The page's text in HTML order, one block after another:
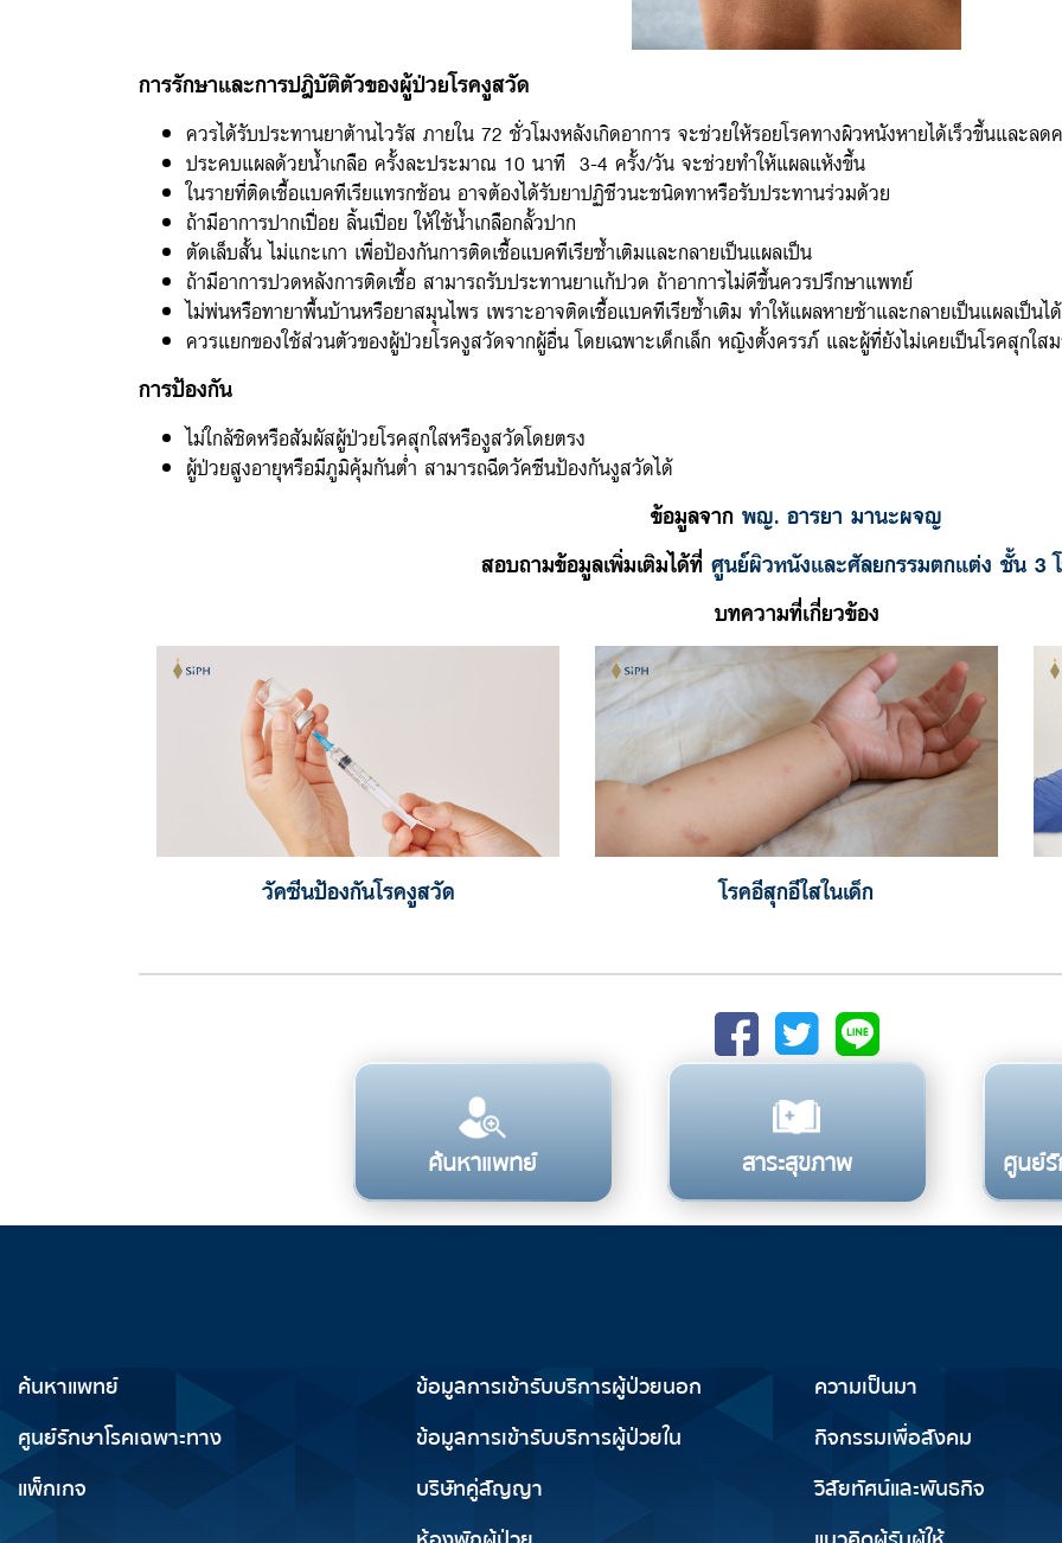
การรักษาและการปฎิบัติตัวของผู้ป่วยโรคงูสวัด
ควรได้รับประทานยาต้านไวรัส ภายใน 72 ชั่วโมงหลังเกิดอาการ จะช่วยให้รอยโรคทางผิวหนังหายได้เร็วขึ้นและลด
ประคบแผลด้วยน้ำเกลือ ครั้งละประมาณ 10 นาที 3-4 ครั้ง/วัน จะช่วยทำให้แผลแห้งขึ้น
ในรายที่ติดเชื้อแบคทีเรียแทรกซ้อน อาจต้องได้รับยาปฏิชีวนะชนิดทาหรือรับประทานร่วมด้วย
ถ้ามีอาการปากเปื่อย ลิ้นเปื่อย ให้ใช้น้ำเกลือกลั้วปาก
ตัดเล็บสั้น ไม่แกะเกา เพื่อป้องกันการติดเชื้อแบคทีเรียซ้ำเติมและกลายเป็นแผลเป็น
ถ้ามีอาการปวดหลังการติดเชื้อ สามารถรับประทานยาแก้ปวด ถ้าอาการไม่ดีขึ้นควรปรึกษาแพทย์
ไม่พ่นหรือทายาพื้นบ้านหรือยาสมุนไพร เพราะอาจติดเชื้อแบคทีเรียซ้ำเติม ทำให้แผลหายช้าและกลายเป็นแผลเป็นได้
ควรแยกของใช้ส่วนตัวของผู้ป่วยโรคงูสวัดจากผู้อื่น โดยเฉพาะเด็กเล็ก หญิงตั้งครรภ์ และผู้ที่ยังไม่เคยเป็นโรคสุกใส
การป้องกัน
ไม่ใกล้ชิดหรือสัมผัสผู้ป่วยโรคสุกใสหรืองูสวัดโดยตรง
ผู้ป่วยสูงอายุหรือมีภูมิคุ้มกันต่ำ สามารถฉีดวัคซีนป้องกันงูสวัดได้
ข้อมูลจาก พญ. อารยา มานะผจญ
สอบถามข้อมูลเพิ่มเติมได้ที่ ศูนย์ผิวหนังและศัลยกรรมตกแต่ง ชั้น 3
บทความที่เกี่ยวข้อง
วัคซีนป้องกันโรคงูสวัด โรคอีสุกอีใสในเด็ก
ค้นหาแพทย์ สาระสุขภาพ ศูนย์รั
ค้นหาแพทย์
ศูนย์รักษาโรคเฉพาะทาง
แพ็กเกจ
ข้อมูลการเข้ารับบริการผู้ป่วยนอก
ข้อมูลการเข้ารับบริการผู้ป่วยใน
บริษัทคู่สัญญา
ความเป็นมา
กิจกรรมเพื่อสังคม
วิสัยทัศน์และพันธกิจ